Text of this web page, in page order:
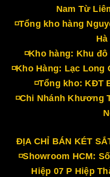
Nam Từ
◽Tổng kho hàng
◽Kho hàng: Khu
◽Kho Hàng: Lạc Long
◽Tổng kho: KĐT
◽Chi Nhánh Khương
ĐỊA CHỈ BÁN KÉT
◽Showroom HCM:
Hiệp 07 P Hiệp